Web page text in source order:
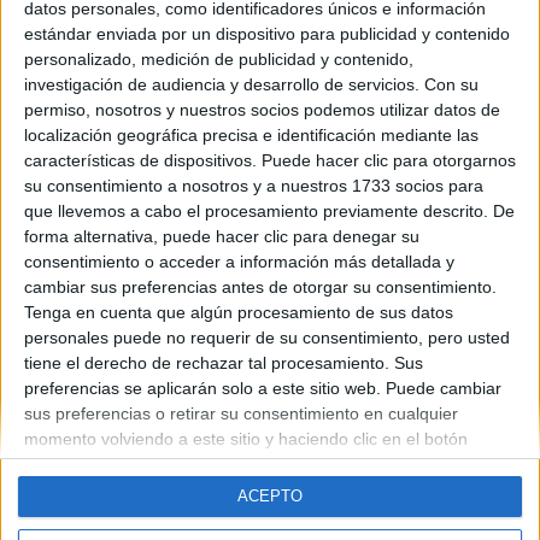
datos personales, como identificadores únicos e información
estándar enviada por un dispositivo para publicidad y contenido
personalizado, medición de publicidad y contenido,
investigación de audiencia y desarrollo de servicios. Con su
permiso, nosotros y nuestros socios podemos utilizar datos de
localización geográfica precisa e identificación mediante las
características de dispositivos. Puede hacer clic para otorgarnos
su consentimiento a nosotros y a nuestros 1733 socios para
que llevemos a cabo el procesamiento previamente descrito. De
forma alternativa, puede hacer clic para denegar su
consentimiento o acceder a información más detallada y
cambiar sus preferencias antes de otorgar su consentimiento.
Tenga en cuenta que algún procesamiento de sus datos
personales puede no requerir de su consentimiento, pero usted
tiene el derecho de rechazar tal procesamiento. Sus
preferencias se aplicarán solo a este sitio web. Puede cambiar
sus preferencias o retirar su consentimiento en cualquier
momento volviendo a este sitio y haciendo clic en el botón
"Privacidad" en la parte inferior de la página web.
ACEPTO
Bueno solo kería saludaros y si alguien está un poco aburrido xk
no hay nadie en el xat o lo ke sea k visite mi komentario y así ke
opine xk aun tengo las mismas dudas..jeje.Entrad en :Necesito
ayuda!!!!k konteste alguien xfaMuchas Gracias!!!!!! besos a
todos
Blog de larubia
Quiénes somos|Contactar|Anúnciate
Aviso legal|Politica de privacidad |Condiciones generales|Política
de cookies
© 2003-2026Compás Mediterráneo S.L.- Diego de León 47 - 28006
Madrid [ESPAÑA] - Tel. +34 91 593 2767